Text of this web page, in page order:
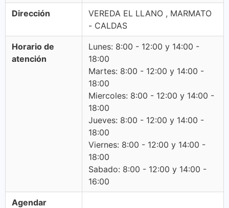
Dirección
VEREDA EL LLANO , MARMATO
- CALDAS
Horario de
atención
Lunes: 8:00 - 12:00 y 14:00 -
18:00
Martes: 8:00 - 12:00 y 14:00 -
18:00
Miercoles: 8:00 - 12:00 y 14:00 -
18:00
Jueves: 8:00 - 12:00 y 14:00 -
18:00
Viernes: 8:00 - 12:00 y 14:00 -
18:00
Sabado: 8:00 - 12:00 y 14:00 -
16:00
Agendar